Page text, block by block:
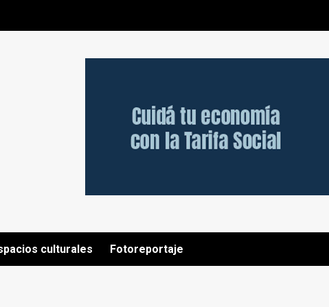
culturales Fotoreportaje